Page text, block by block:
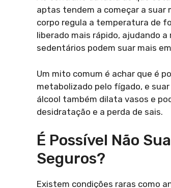
aptas tendem a começar a suar
corpo regula a temperatura de
liberado mais rápido, ajudando
sedentários podem suar mais
Um mito comum é achar que é
metabolizado pelo fígado, e
álcool também dilata vasos e
desidratação e a perda de sais.
É Possível Não
Seguros?
Existem condições raras como